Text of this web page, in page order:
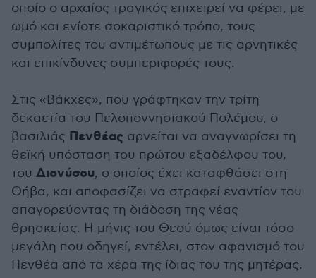
οποίο ο αρχαίος τραγικός επιχειρεί να φέρει, με
ωμό και ενίοτε σοκαριστικό τρόπο, τους
συμπολίτες του αντιμέτωπους με τις αρνητικές
και επικίνδυνες συμπεριφορές τους.
Στις «Βάκχες», που γράφτηκαν την τρίτη
δεκαετία του Πελοποννησιακού Πολέμου, ο
βασιλιάς Πενθέας αρνείται να αναγνωρίσει τη
θεϊκή υπόσταση του πρώτου εξαδέλφου του,
του Διονύσου, ο οποίος έχει καταφθάσει στη
Θήβα, και αποφασίζει να στραφεί εναντίον του
απαγορεύοντας τη διάδοση της νέας
θρησκείας. Η μήνις του Θεού όμως είναι τόσο
μεγάλη που οδηγεί, εντέλει, στον αφανισμό του
Πενθέα από τα χέρα της ίδιας του της μητέρας.